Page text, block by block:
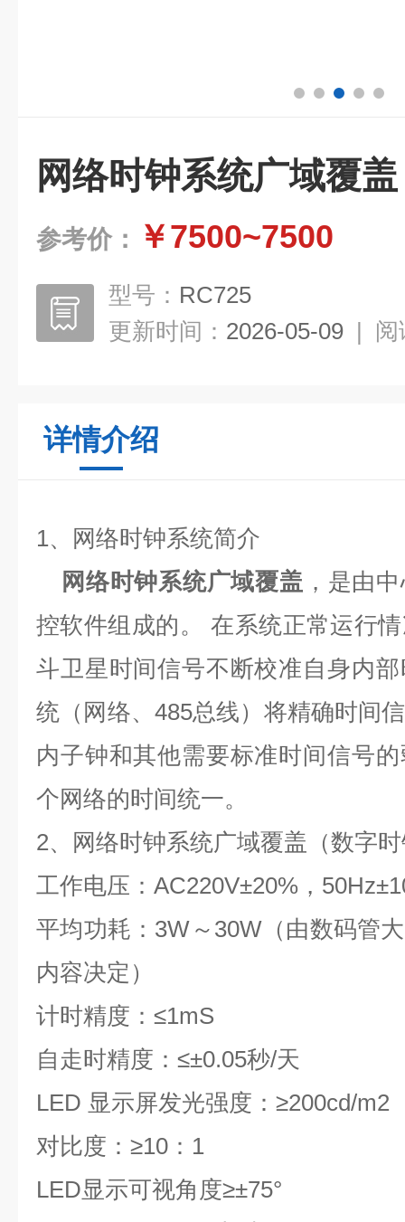
网络时钟系统广域覆盖
参考价： ￥7500~7500
型号： RC725
更新时间： 2026-05-09 | 阅
详情介绍
1、网络时钟系统简介
网络时钟系统广域覆盖 ，是由
控软件组成的。
在系统正常运行
斗卫星时间信号不断校准自身内
统（网络、 485总线）将精确时间
内子钟和其他需要标准时间信号
个网络的时间统一。
2、网络时钟系统广域覆盖 （数字
工作电压： AC220V±20% ， 50Hz±
平均功耗： 3W ～ 30W（由数码管
内容决定）
计时精度： ≤1mS
自走时精度：≤±0.05秒/天
LED 显示屏发光强度： ≥200cd/m2
对比度： ≥10 ： 1
LED显示可视角度≥±75°